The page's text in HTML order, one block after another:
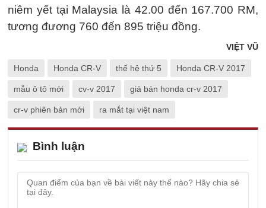
niêm yết tại Malaysia là 42.00 đến 167.700 RM,
tương đương 760 đến 895 triệu đồng.
VIỆT VŨ
Honda Honda CR-V thế hệ thứ 5 Honda CR-V 2017
mẫu ô tô mới cv-v 2017 giá bán honda cr-v 2017
cr-v phiên bản mới ra mắt tại việt nam
Bình luận